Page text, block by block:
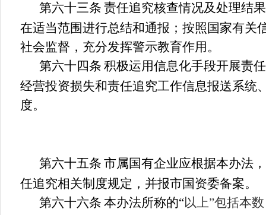
第六十三条 责任追究核查情况及处理结
在适当范围进行总结和通报；按照国家有关
社会监督，充分发挥警示教育作用。
第六十四条 积极运用信息化手段开展责
经营投资损失和责任追究工作信息报送系统
度。
第六十五条 市属国有企业应根据本办法
任追究相关制度规定，并报市国资委备案。
第六十六条 本办法所称的“以上”包括本